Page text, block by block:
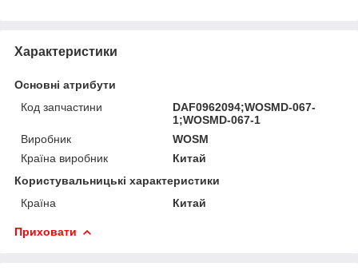
Характеристики
Основні атрибути
Код запчастини
DAF0962094;WOSMD-067-
1;WOSMD-067-1
Виробник
WOSM
Країна виробник
Китай
Користувальницькі характеристики
Країна
Китай
Приховати